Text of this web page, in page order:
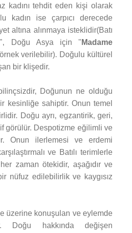
kadını tehdit eden kişi olarak
kadın ise çarpıcı derecede
altına alınmaya isteklidir(Batı
Doğu Asya için " Madame
verilebilir). Doğulu kültürel
bir klişedir.
Doğunun ne olduğu
kesinliğe sahiptir. Onun temel
Doğu ayrı, egzantirik, geri,
görülür. Despotizme eğilimli ve
Onun ilerlemesi ve erdemi
ve Batılı terimlerle
zaman ötekidir, aşağıdır ve
nüfuz edilebilirlik ve kaygısız
üzerine konuşulan ve eylemde
Doğu hakkında değişen